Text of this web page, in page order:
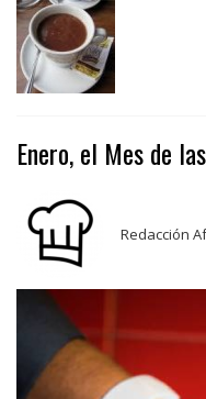
Enero, el Mes de
Redacción